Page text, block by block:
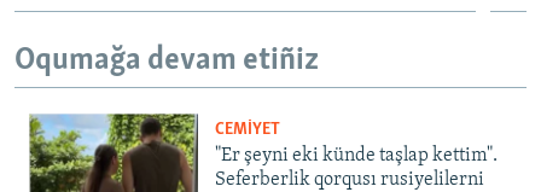
Oqumağa devam etiñiz
CEMİYET
"Er şeyni eki künde taşlap kettim".
Seferberlik qorqusı rusiyelilerni